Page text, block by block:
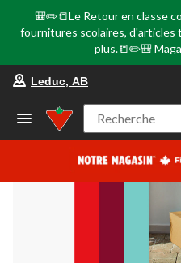
🎒✏️📒Le Retour en classe
fournitures scolaires, d'articles
plus.📒✏️🎒
Leduc, AB
Recherche